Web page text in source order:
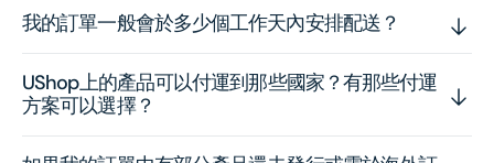
我的訂單一般會於多少個工作天內安排配送？
UShop上的產品可以付運到那些國家？有那些付運
方案可以選擇？